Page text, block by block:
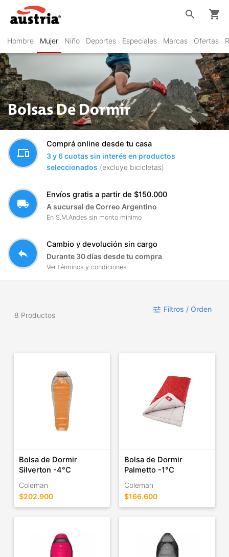
Hombre Mujer Niño Deportes Especiales Marcas Ofertas
search shopping_cart
Bolsas De Dormir
devices
Comprá online desde tu casa
3 y 6 cuotas sin interés en productos
seleccionados (excluye bicicletas)
local_shipping
Envíos gratis a partir de $150.000
A sucursal de Correo Argentino
En S.M.Andes sin monto mínimo
reply
Cambio y devolución sin cargo
Durante 30 días desde tu compra
Ver términos y condiciones
8 Productos
tune Filtros / Orden
Bolsa de Dormir
Silverton -4°C
Coleman
$202.900
Bolsa de Dormir
Palmetto -1°C
Coleman
$166.600